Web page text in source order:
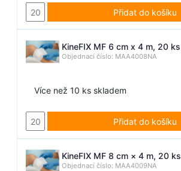
Přidat do košíku
KineFIX MF 6 cm x 4 m, 20 ks
Objednací číslo: MAA4008NA
Více než 10 ks skladem
Přidat do košíku
KineFIX MF 8 cm × 4 m, 20 ks
Objednací číslo: MAA4009NA